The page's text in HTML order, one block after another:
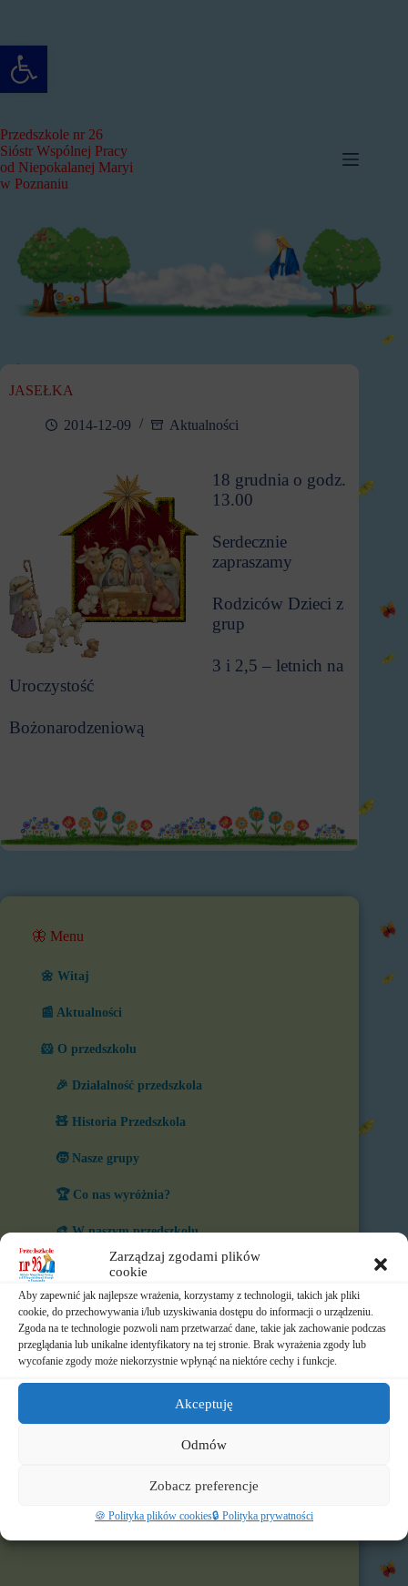
Otwórz pasek narzędzi
Zarządzaj zgodami plików
cookie
Aby zapewnić jak najlepsze wrażenia, korzystamy z technologii, takich jak pliki
cookie, do przechowywania i/lub uzyskiwania dostępu do informacji o urządzeniu.
Zgoda na te technologie pozwoli nam przetwarzać dane, takie jak zachowanie podczas
przeglądania lub unikalne identyfikatory na tej stronie. Brak wyrażenia zgody lub
wycofanie zgody może niekorzystnie wpłynąć na niektóre cechy i funkcje.
Akceptuję
Odmów
Zobacz preferencje
🍪 Polityka plików cookies🔒 Polityka prywatności
Przedszkole nr 26
Sióstr Wspólnej Pracy
od Niepokalanej Maryi
w Poznaniu
JASEŁKA
2014-12-09 Aktualności
18 grudnia o godz.
13.00
Serdecznie
zapraszamy
Rodziców Dzieci z
grup
3 i 2,5 – letnich na
Uroczystość
Bożonarodzeniową
🦋 Menu
🌼 Witaj
📰 Aktualności
🐹 O przedszkolu
🎉 Działalność przedszkola
🧸 Historia Przedszkola
🧒 Nasze grupy
🏆 Co nas wyróżnia?
🎨 W naszym przedszkolu
⏲️ Ramowy rozkład dnia
📃 Dokumenty
⛪ Historia Zgromadzenia
Nasz profil FB